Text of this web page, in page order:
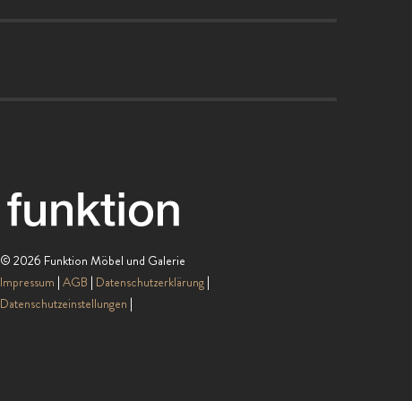
© 2026 Funktion Möbel und Galerie
Impressum AGB Datenschutzerklärung
Datenschutzeinstellungen